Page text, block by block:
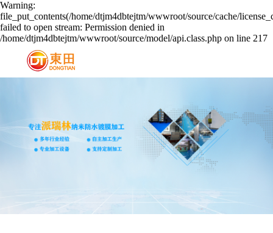
Warning:
file_put_contents(/home/dtjm4dbtejtm/wwwroot/source/cache/
failed to open stream: Permission denied in
/home/dtjm4dbtejtm/wwwroot/source/model/api.class.php on line 217